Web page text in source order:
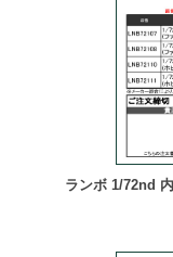
ランボ 1/72nd